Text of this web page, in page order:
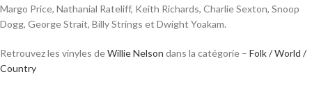
Margo Price, Nathanial Rateliff, Keith Richards, Charlie Sexton, Snoop
Dogg, George Strait, Billy Strings et Dwight Yoakam.
Retrouvez les vinyles deWillie Nelson dans la catégorie – Folk / World /
Country